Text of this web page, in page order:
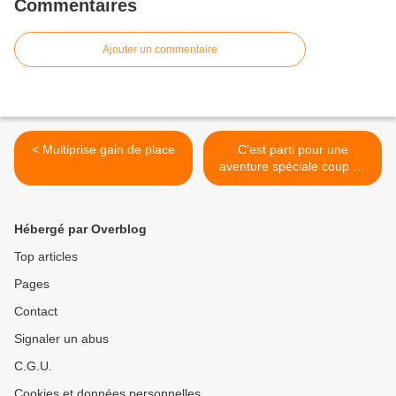
Commentaires
Ajouter un commentaire
< Multiprise gain de place
C'est parti pour une
aventure spéciale coup de
boost >
Hébergé par Overblog
Top articles
Pages
Contact
Signaler un abus
C.G.U.